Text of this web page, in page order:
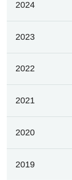
2024
2023
2022
2021
2020
2019